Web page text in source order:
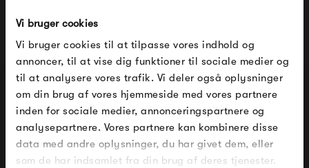
Vi bruger cookies
Vi bruger cookies til at tilpasse vores indhold og
annoncer, til at vise dig funktioner til sociale medier og
til at analysere vores trafik. Vi deler også oplysninger
om din brug af vores hjemmeside med vores partnere
inden for sociale medier, annonceringspartnere og
analysepartnere. Vores partnere kan kombinere disse
data med andre oplysninger, du har givet dem, eller
som de har indsamlet fra din brug af deres tjenester.
Muuto Talent Award har blandt andet givet os den smukke
Nerd-stol og den innovative Pull Lamp.
Se alle varer fra Muuto
FÅ 10% PÅ DIN NÆSTE ORDRE
Indtast din e-mail, så sender vi rabatkoden til dig på
mail. Minimumsbeløb er 499 kr. for at indløse
rabatten.